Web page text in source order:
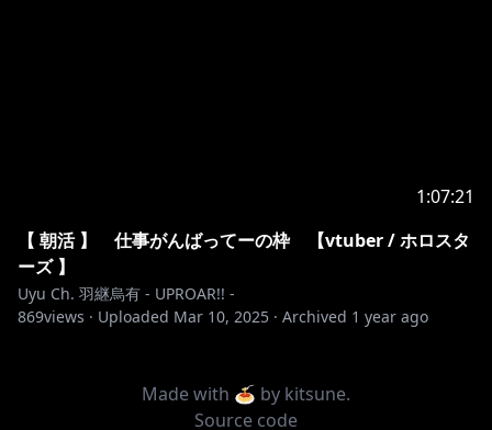
1:07:21
【 朝活 】 仕事がんばってーの枠 【vtuber / ホロスタ
ーズ 】
Uyu Ch. 羽継烏有 - UPROAR!! -
869views · Uploaded Mar 10, 2025 · Archived 1 year ago
Made with 🍝 by kitsune.
Source code